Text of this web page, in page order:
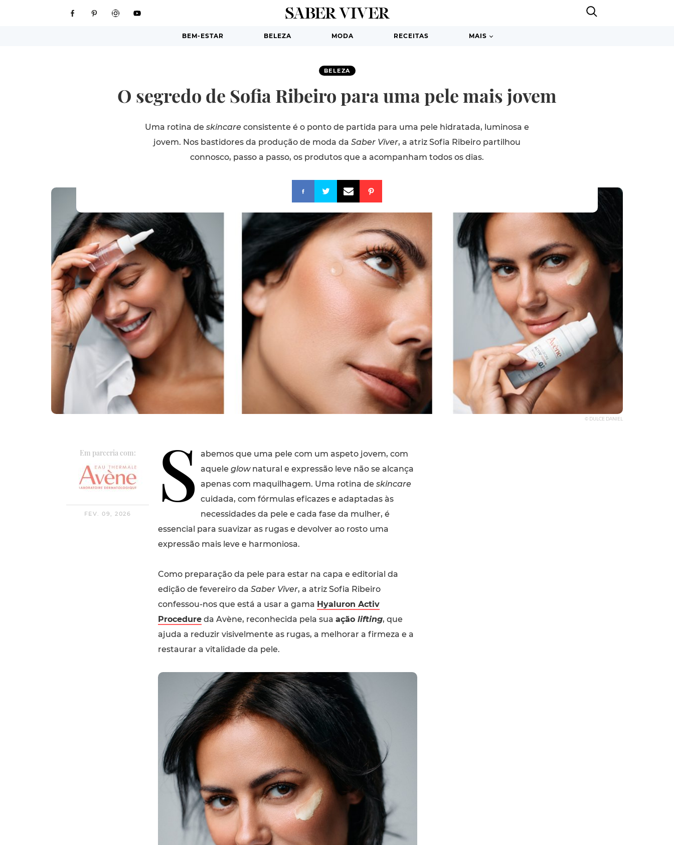
BEM-ESTAR BELEZA MODA RECEITAS MAIS
BELEZA
O segredo de Sofia Ribeiro para uma pele mais jovem
Uma rotina de skincare consistente é o ponto de partida para uma pele hidratada, luminosa e
jovem. Nos bastidores da produção de moda da Saber Viver, a atriz Sofia Ribeiro partilhou
connosco, passo a passo, os produtos que a acompanham todos os dias.
© DULCE DANIEL
Em parceria com:
FEV. 09, 2026 S abemos que uma pele com um aspeto jovem, com
aquele glownatural e expressão leve não se alcança
apenas com maquilhagem. Uma rotina de skincare
cuidada, com fórmulas eficazes e adaptadas às
necessidades da pele e cada fase da mulher, é
essencial para suavizar as rugas e devolver ao rosto uma
expressão mais leve e harmoniosa.
Como preparação da pele para estar na capa e editorial da
edição de fevereiro da Saber Viver, a atriz Sofia Ribeiro
confessou-nos que está a usar a gama Hyaluron Activ
Procedureda Avène, reconhecida pela sua ação lifting, que
ajuda a reduzir visivelmente as rugas, a melhorar a firmeza e a
restaurar a vitalidade da pele.